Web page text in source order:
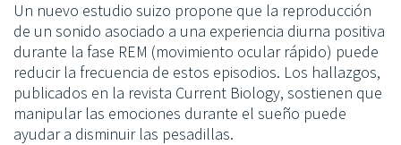
Un nuevo estudio suizo propone que la reproducción
de un sonido asociado a una experiencia diurna positiva
durante la fase REM (movimiento ocular rápido) puede
reducir la frecuencia de estos episodios. Los hallazgos,
publicados en la revista Current Biology, sostienen que
manipular las emociones durante el sueño puede
ayudar a disminuir las pesadillas.